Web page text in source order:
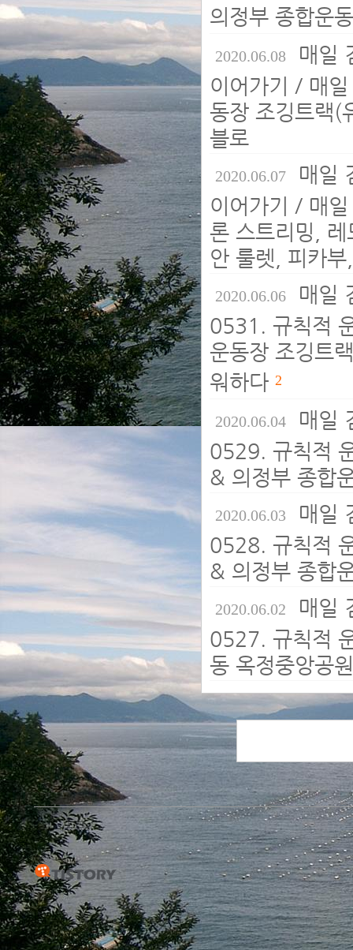
의정부 종합운
2020.06.08 매일
이어가기 / 매
동장 조깅트랙(
블로
2020.06.07 매일
이어가기 / 매
론 스트리밍,
안 룰렛, 피카
2020.06.06 매일
0531. 규칙적
운동장 조깅트
워하다 2
2020.06.04 매일
0529. 규칙적
& 의정부 종합
2020.06.03 매일
0528. 규칙적
& 의정부 종합
2020.06.02 매일
0527. 규칙적
동 옥정중앙공